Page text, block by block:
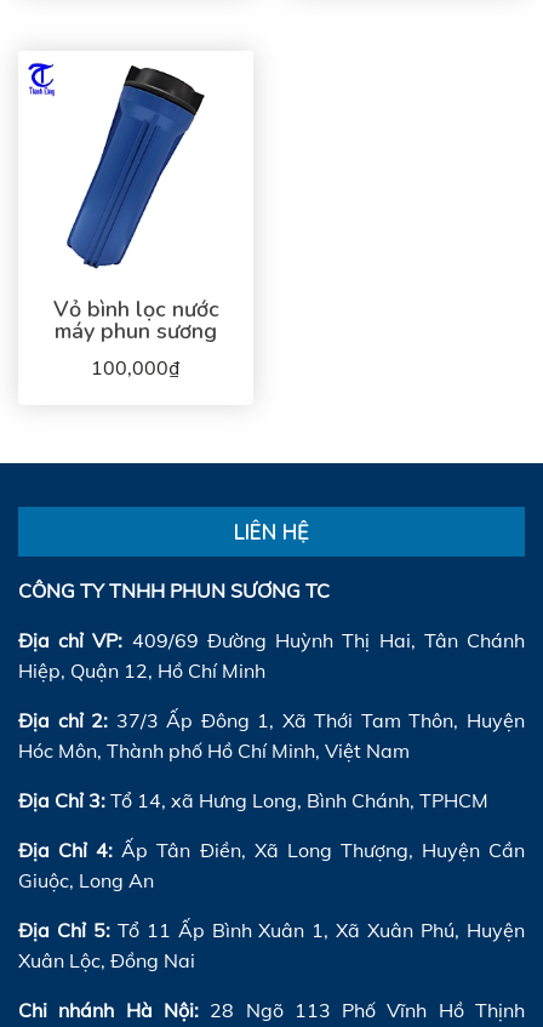
Vỏ bình lọc nước
máy phun sương
100,000₫
LIÊN HỆ
CÔNG TY TNHH PHUN SƯƠNG TC
Địa chỉ VP: 409/69 Đường Huỳnh Thị Hai, Tân Chánh
Hiệp, Quận 12, Hồ Chí Minh
Địa chỉ 2: 37/3 Ấp Đông 1, Xã Thới Tam Thôn, Huyện
Hóc Môn, Thành phố Hồ Chí Minh, Việt Nam
Địa Chỉ 3: Tổ 14, xã Hưng Long, Bình Chánh, TPHCM
Địa Chỉ 4: Ấp Tân Điền, Xã Long Thượng, Huyện Cần
Giuộc, Long An
Địa Chỉ 5:Tổ 11 Ấp Bình Xuân 1, Xã Xuân Phú, Huyện
Xuân Lộc, Đồng Nai
Chi nhánh Hà Nội: 28 Ngõ 113 Phố Vĩnh Hồ Thịnh